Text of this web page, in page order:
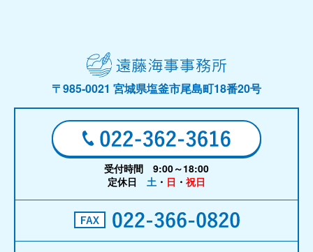
〒985-0021 宮城県塩釜市尾島町18番20号
受付時間 9:00～18:00
定休日 土 ・ 日 ・ 祝日